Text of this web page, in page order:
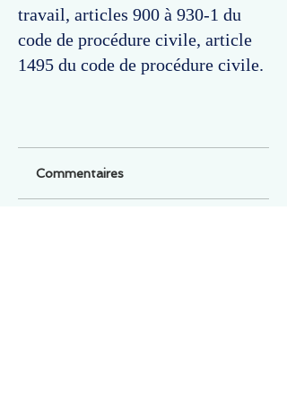
travail, articles 900 à 930-1 du
code de procédure civile, article
1495 du code de procédure civile.
Commentaires